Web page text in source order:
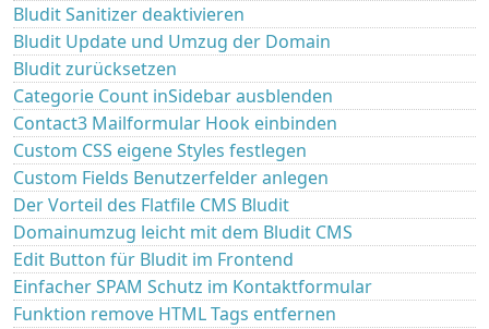
Bludit Sanitizer deaktivieren
Bludit Update und Umzug der Domain
Bludit zurücksetzen
Categorie Count inSidebar ausblenden
Contact3 Mailformular Hook einbinden
Custom CSS eigene Styles festlegen
Custom Fields Benutzerfelder anlegen
Der Vorteil des Flatfile CMS Bludit
Domainumzug leicht mit dem Bludit CMS
Edit Button für Bludit im Frontend
Einfacher SPAM Schutz im Kontaktformular
Funktion remove HTML Tags entfernen